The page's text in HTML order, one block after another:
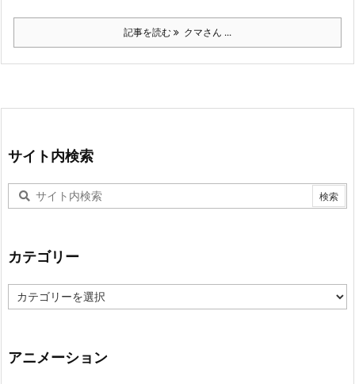
記事を読む クマさん ...
サイト内検索
カテゴリー
テ
ー
アニメーション